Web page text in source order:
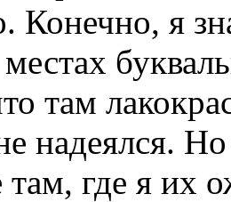
Конечно, я
там
надеялся.
там, где я их